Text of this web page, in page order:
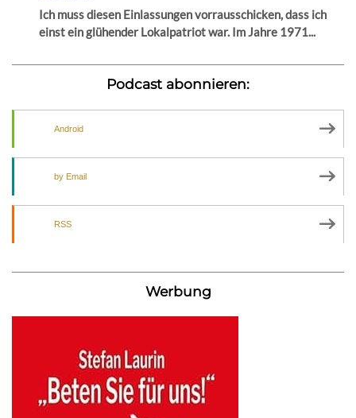
Ich muss diesen Einlassungen vorrausschicken, dass ich
einst ein glühender Lokalpatriot war. Im Jahre 1971...
Podcast abonnieren:
Android
by Email
RSS
Werbung